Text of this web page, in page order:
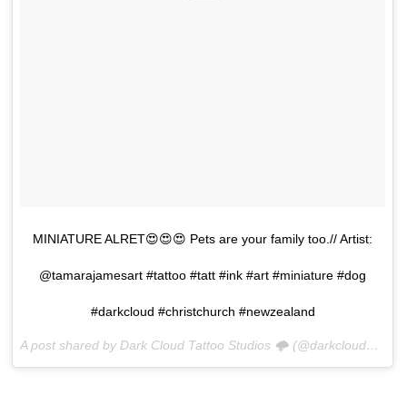
MINIATURE ALRET😍😍😍 Pets are your family too.// Artist:
@tamarajamesart #tattoo #tatt #ink #art #miniature #dog
#darkcloud #christchurch #newzealand
A post shared by Dark Cloud Tattoo Studios 🌩 (@darkcloud_studiosnz) on